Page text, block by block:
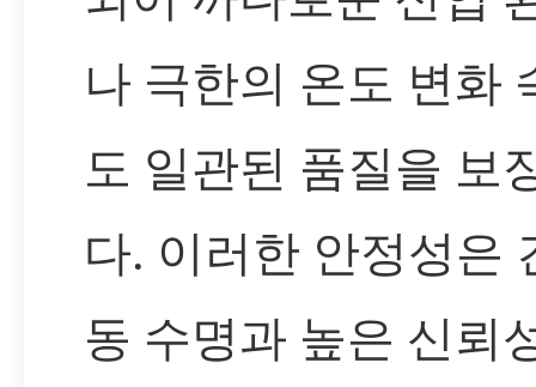
나 극한의 온도 변화
도 일관된 품질을 보
다. 이러한 안정성은
동 수명과 높은 신뢰